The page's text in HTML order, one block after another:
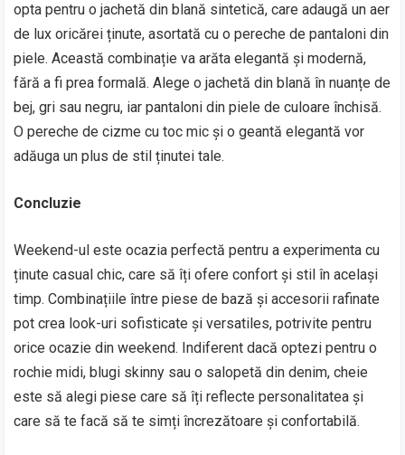
opta pentru o jachetă din blană sintetică, care adaugă un aer
de lux oricărei ținute, asortată cu o pereche de pantaloni din
piele. Această combinație va arăta elegantă și modernă,
fără a fi prea formală. Alege o jachetă din blană în nuanțe de
bej, gri sau negru, iar pantaloni din piele de culoare închisă.
O pereche de cizme cu toc mic și o geantă elegantă vor
adăuga un plus de stil ținutei tale.
Concluzie
Weekend-ul este ocazia perfectă pentru a experimenta cu
ținute casual chic, care să îți ofere confort și stil în același
timp. Combinațiile între piese de bază și accesorii rafinate
pot crea look-uri sofisticate și versatiles, potrivite pentru
orice ocazie din weekend. Indiferent dacă optezi pentru o
rochie midi, blugi skinny sau o salopetă din denim, cheie
este să alegi piese care să îți reflecte personalitatea și
care să te facă să te simți încrezătoare și confortabilă.